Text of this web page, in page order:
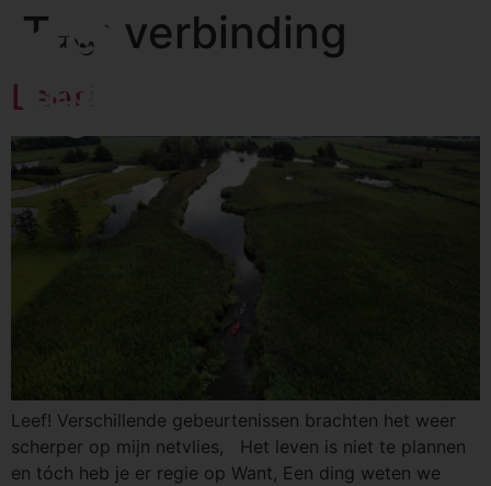
Tag: verbinding
Leef!
Leef! Verschillende gebeurtenissen brachten het weer
scherper op mijn netvlies, Het leven is niet te plannen
en tóch heb je er regie op Want, Een ding weten we